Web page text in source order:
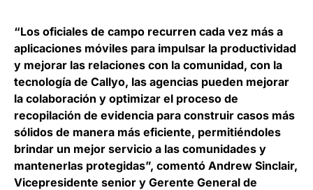
“Los oficiales de campo recurren cada vez más a
aplicaciones móviles para impulsar la productividad
y mejorar las relaciones con la comunidad, con la
tecnología de Callyo, las agencias pueden mejorar
la colaboración y optimizar el proceso de
recopilación de evidencia para construir casos más
sólidos de manera más eficiente, permitiéndoles
brindar un mejor servicio a las comunidades y
mantenerlas protegidas”, comentó Andrew Sinclair,
Vicepresidente senior y Gerente General de